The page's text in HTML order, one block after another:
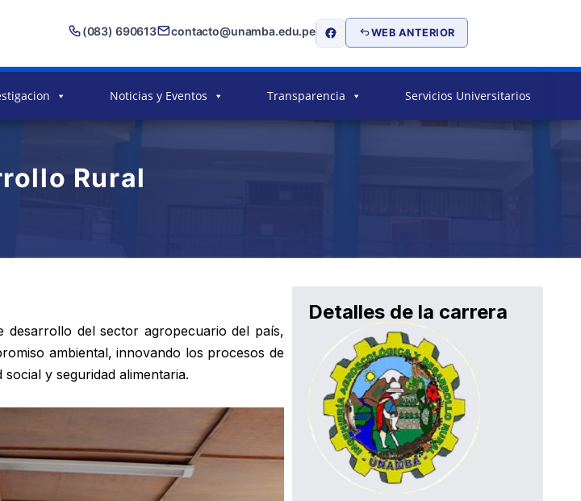
(083) 690613 contacto@unamba.edu.pe WEB ANTERIOR
Noticias y Eventos Transparencia Servicios Universitarios
Rural
del sector agropecuario del país,
ambiental, innovando los procesos de
y seguridad alimentaria.
Detalles de la carrera